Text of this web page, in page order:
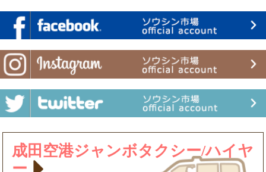
成田空港ジャンボタクシー/ハイヤ